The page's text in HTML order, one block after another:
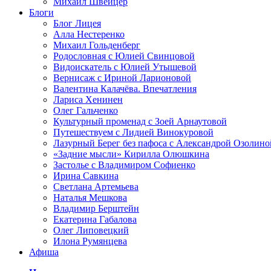
Блоги
Блог Лицея
Алла Нестеренко
Михаил Гольденберг
Родословная с Юлией Свинцовой
Видоискатель с Юлией Утышевой
Вернисаж с Ириной Ларионовой
Валентина Калачёва. Впечатления
Лариса Хенинен
Олег Гальченко
Культурный променад с Зоей Арнаутовой
Путешествуем с Лидией Винокуровой
Лазурный Берег без пафоса с Александрой
«Задние мысли» Кирилла Олюшкина
Застолье с Владимиром Софиенко
Ирина Савкина
Светлана Артемьева
Наталья Мешкова
Владимир Берштейн
Екатерина Габалова
Олег Липовецкий
Илона Румянцева
Афиша